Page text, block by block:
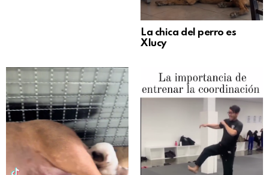
La chica del perro es
Xlucy